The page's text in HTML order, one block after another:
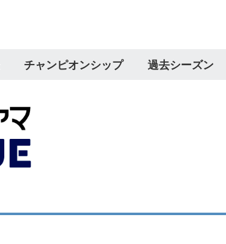
チャンピオンシップ 過去シーズン